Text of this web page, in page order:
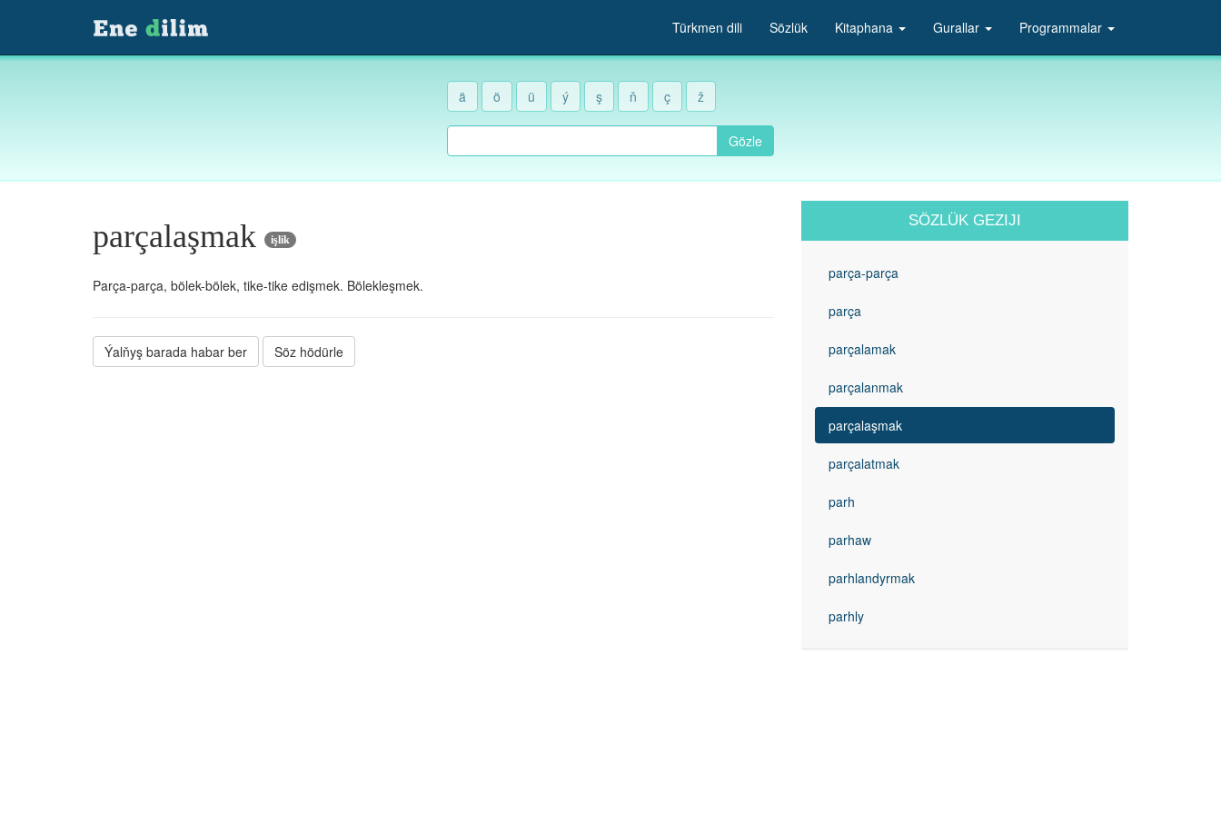
Türkmen dili Sözlük Kitaphana Gurallar Programmalar
ä ö ü ý ş ň ç ž
Gözle
parçalaşmak işlik
Parça-parça, bölek-bölek, tike-tike edişmek. Bölekleşmek.
Ýalňyş barada habar ber Söz hödürle
SÖZLÜK GEZIJI
parça-parça
parça
parçalamak
parçalanmak
parçalaşmak
parçalatmak
parh
parhaw
parhlandyrmak
parhly